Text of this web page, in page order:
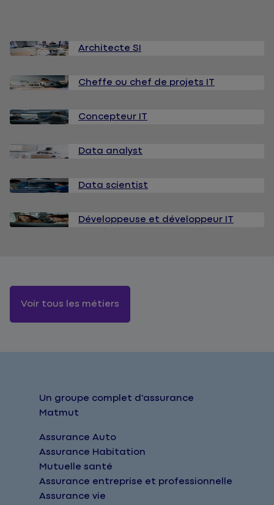
Architecte SI
Cheffe ou chef de projets IT
Concepteur IT
Data analyst
Data scientist
Développeuse et développeur IT
Voir tous les métiers
Un groupe complet d'assurance
Matmut
Assurance Auto
Assurance Habitation
Mutuelle santé
Assurance entreprise et professionnelle
Assurance vie